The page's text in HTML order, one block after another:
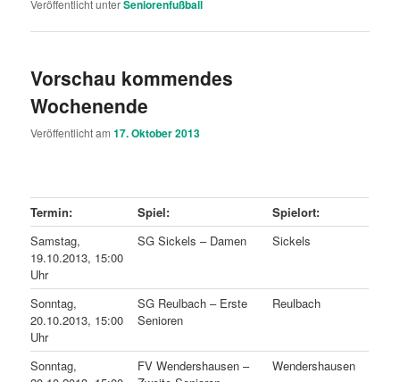
Veröffentlicht unterSeniorenfußball
Vorschau kommendes
Wochenende
Veröffentlicht am17. Oktober 2013
Termin: Spiel:
Spielort:
Samstag,
19.10.2013, 15:00
Uhr
SG Sickels – Damen Sickels
Sonntag,
20.10.2013, 15:00
Uhr
SG Reulbach – Erste
Senioren
Reulbach
Sonntag,
FV Wendershausen –
Wendershausen